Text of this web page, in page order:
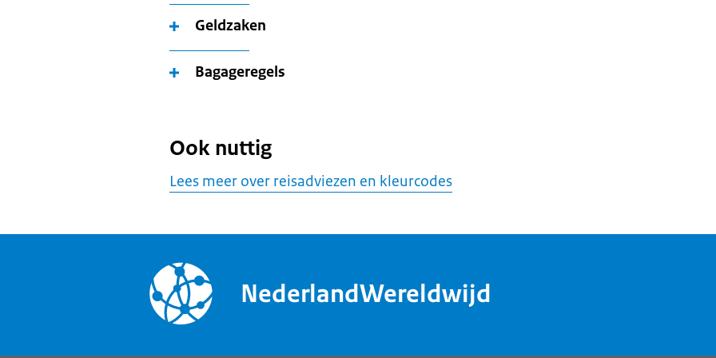
Geldzaken
Bagageregels
Ook nuttig
Lees meer over reisadviezen en kleurcodes
NederlandWereldwijd